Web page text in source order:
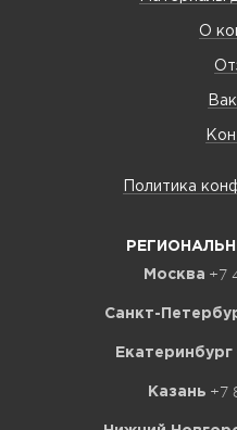
О
Политика
Москва +7
Санкт-
Екатеринбург
Казань +7